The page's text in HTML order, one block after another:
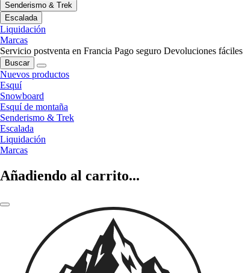
Senderismo & Trek
Escalada
Liquidación
Marcas
Servicio postventa en Francia Pago seguro Devoluciones fáciles
Buscar
Nuevos productos
Esquí
Snowboard
Esquí de montaña
Senderismo & Trek
Escalada
Liquidación
Marcas
Añadiendo al carrito...